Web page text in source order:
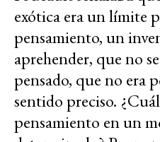
exótica era un límite
pensamiento, un
aprehender, que no
pensado, que no era
sentido preciso.
pensamiento en un